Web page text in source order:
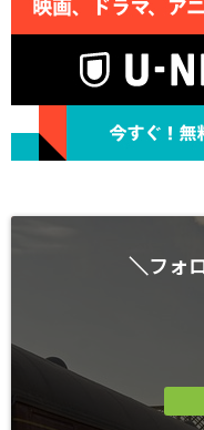
＼フォ